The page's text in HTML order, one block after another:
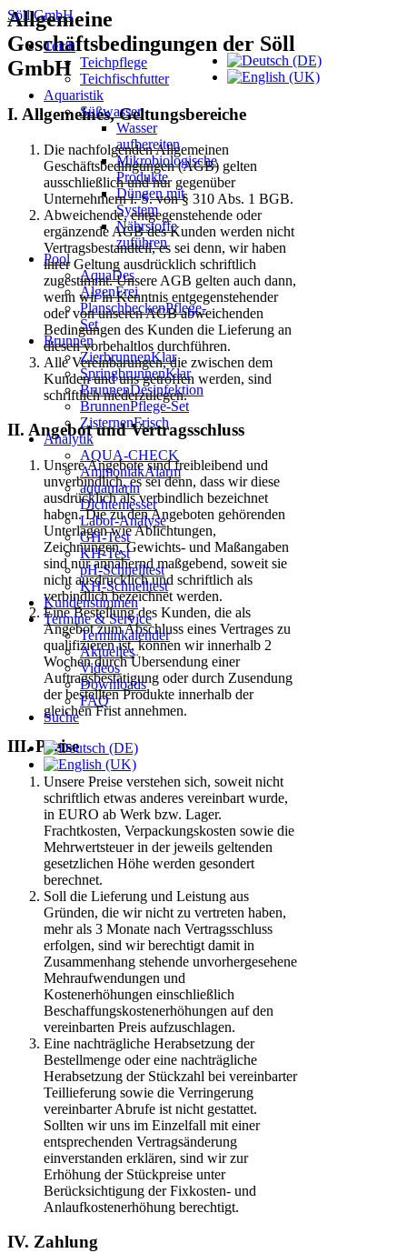
Söll GmbH
Teich
Teichpflege
Teichfischfutter
Aquaristik
Süßwasser
Wasser
aufbereiten
Mikrobiologische
Produkte
Düngen mit
System
Nährstoffe
zuführen
Pool
AquaDes
AlgenFrei
PlanschbeckenPflege-
Set
Brunnen
ZierbrunnenKlar
SpringbrunnenKlar
BrunnenDesinfektion
BrunnenPflege-Set
ZisternenFrisch
Analytik
AQUA-CHECK
AmmoniakAlarm
aquamarin
Dichtemesser
Labor-Analyse
GH-Test
KH-Test
pH-Schnelltest
KH-Schnelltest
Kundenstimmen
Termine & Service
Terminkalender
Aktuelles
Videos
Downloads
FAQ
Suche
Allgemeine
Geschäftsbedingungen der Söll
GmbH
I. Allgemeines, Geltungsbereiche
Die nachfolgenden Allgemeinen
Geschäftsbedingungen (AGB) gelten
ausschließlich und nur gegenüber
Unternehmern i. S. von § 310 Abs. 1 BGB.
Abweichende, entgegenstehende oder
ergänzende AGB des Kunden werden nicht
Vertragsbestandteil, es sei denn, wir haben
ihrer Geltung ausdrücklich schriftlich
zugestimmt. Unsere AGB gelten auch dann,
wenn wir in Kenntnis entgegenstehender
oder von unseren AGB abweichenden
Bedingungen des Kunden die Lieferung an
diesen vorbehaltlos durchführen.
Alle Vereinbarungen, die zwischen dem
Kunden und uns getroffen werden, sind
schriftlich niederzulegen.
II. Angebot und Vertragsschluss
Unsere Angebote sind freibleibend und
unverbindlich, es sei denn, dass wir diese
ausdrücklich als verbindlich bezeichnet
haben. Die zu den Angeboten gehörenden
Unterlagen wie Ablichtungen,
Zeichnungen, Gewichts- und Maßangaben
sind nur annähernd maßgebend, soweit sie
nicht ausdrücklich und schriftlich als
verbindlich bezeichnet werden.
Eine Bestellung des Kunden, die als
Angebot zum Abschluss eines Vertrages zu
qualifizieren ist, können wir innerhalb 2
Wochen durch Übersendung einer
Auftragsbestätigung oder durch Zusendung
der bestellten Produkte innerhalb der
gleichen Frist annehmen.
III. Preise
Unsere Preise verstehen sich, soweit nicht
schriftlich etwas anderes vereinbart wurde,
in EURO ab Werk bzw. Lager.
Frachtkosten, Verpackungskosten sowie die
Mehrwertsteuer in der jeweils geltenden
gesetzlichen Höhe werden gesondert
berechnet.
Soll die Lieferung und Leistung aus
Gründen, die wir nicht zu vertreten haben,
mehr als 3 Monate nach Vertragsschluss
erfolgen, sind wir berechtigt damit in
Zusammenhang stehende unvorhergesehene
Mehraufwendungen und
Kostenerhöhungen einschließlich
Beschaffungskostenerhöhungen auf den
vereinbarten Preis aufzuschlagen.
Eine nachträgliche Herabsetzung der
Bestellmenge oder eine nachträgliche
Herabsetzung der Stückzahl bei vereinbarter
Teillieferung sowie die Verringerung
vereinbarter Abrufe ist nicht gestattet.
Sollten wir uns im Einzelfall mit einer
entsprechenden Vertragsänderung
einverstanden erklären, sind wir zur
Erhöhung der Stückpreise unter
Berücksichtigung der Fixkosten- und
Anlaufkostenerhöhung berechtigt.
IV. Zahlung